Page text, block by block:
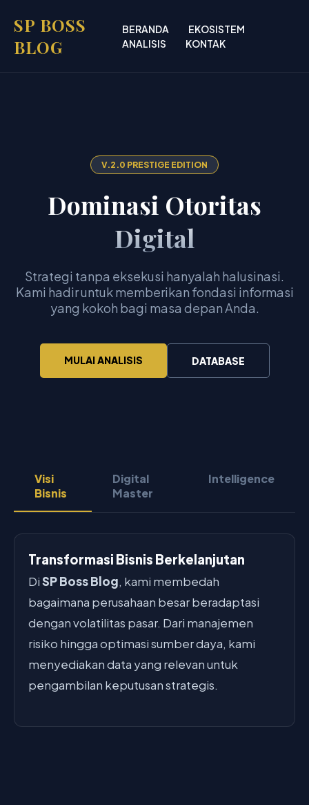
SP BOSS
BLOG
BERANDA
EKOSISTEM
ANALISIS
KONTAK
V.2.0 PRESTIGE EDITION
Dominasi Otoritas
Digital
Strategi tanpa eksekusi hanyalah halusinasi.
Kami hadir untuk memberikan fondasi informasi
yang kokoh bagi masa depan Anda.
MULAI ANALISIS DATABASE
Visi
Bisnis
Digital
Master
Intelligence
Transformasi Bisnis Berkelanjutan
DiSP Boss Blog, kami membedah
bagaimana perusahaan besar beradaptasi
dengan volatilitas pasar. Dari manajemen
risiko hingga optimasi sumber daya, kami
menyediakan data yang relevan untuk
pengambilan keputusan strategis.